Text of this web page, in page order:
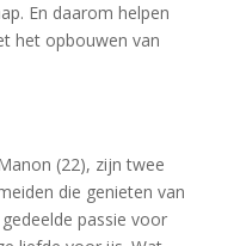
En daarom helpen
het opbouwen van
(22), zijn twee
die genieten van
passie voor